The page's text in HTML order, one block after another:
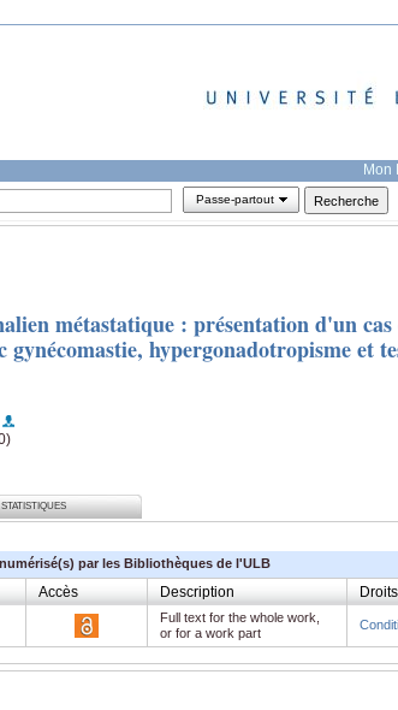
Mon
Passe-partout
métastatique : présentation d'un
hypergonadotropisme et
STATISTIQUES
par les Bibliothèques de l'ULB
Accès Description
Full text for the whole work,
or for a work part